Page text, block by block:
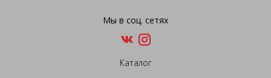
Мы в соц. сетях
Каталог